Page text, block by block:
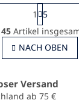
S
t
e
u
r
e
P
a
g
i
n
i
r
u
n
1
5
Artikel
NACH OBEN
Versand
ab 75 €